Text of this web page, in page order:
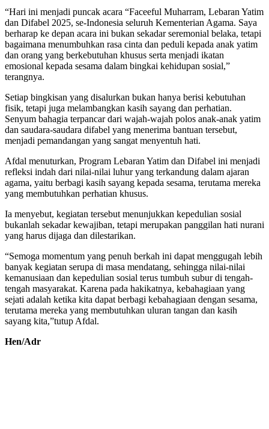
“Hari ini menjadi puncak acara “Faceeful Muharram, Lebaran Yatim
dan Difabel 2025, se-Indonesia seluruh Kementerian Agama. Saya
berharap ke depan acara ini bukan sekadar seremonial belaka, tetapi
bagaimana menumbuhkan rasa cinta dan peduli kepada anak yatim
dan orang yang berkebutuhan khusus serta menjadi ikatan
emosional kepada sesama dalam bingkai kehidupan sosial,”
terangnya.
Setiap bingkisan yang disalurkan bukan hanya berisi kebutuhan
fisik, tetapi juga melambangkan kasih sayang dan perhatian.
Senyum bahagia terpancar dari wajah-wajah polos anak-anak yatim
dan saudara-saudara difabel yang menerima bantuan tersebut,
menjadi pemandangan yang sangat menyentuh hati.
Afdal menuturkan, Program Lebaran Yatim dan Difabel ini menjadi
refleksi indah dari nilai-nilai luhur yang terkandung dalam ajaran
agama, yaitu berbagi kasih sayang kepada sesama, terutama mereka
yang membutuhkan perhatian khusus.
Ia menyebut, kegiatan tersebut menunjukkan kepedulian sosial
bukanlah sekadar kewajiban, tetapi merupakan panggilan hati nurani
yang harus dijaga dan dilestarikan.
“Semoga momentum yang penuh berkah ini dapat menggugah lebih
banyak kegiatan serupa di masa mendatang, sehingga nilai-nilai
kemanusiaan dan kepedulian sosial terus tumbuh subur di tengah-
tengah masyarakat. Karena pada hakikatnya, kebahagiaan yang
sejati adalah ketika kita dapat berbagi kebahagiaan dengan sesama,
terutama mereka yang membutuhkan uluran tangan dan kasih
sayang kita,”tutup Afdal.
Hen/Adr